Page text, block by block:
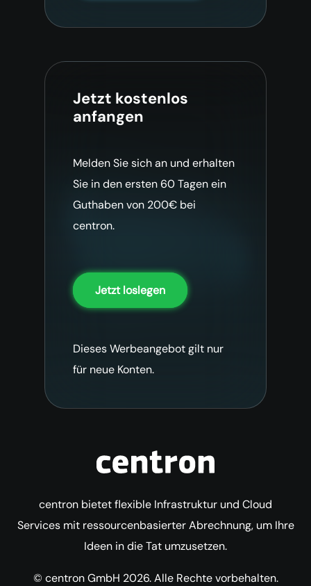
Jetzt kostenlos
anfangen
Melden Sie sich an und erhalten
Sie in den ersten 60 Tagen ein
Guthaben von 200€ bei
centron.
Jetzt loslegen
Dieses Werbeangebot gilt nur
für neue Konten.
centron bietet flexible Infrastruktur und Cloud
Services mit ressourcenbasierter Abrechnung, um Ihre
Ideen in die Tat umzusetzen.
© centron GmbH 2026. Alle Rechte vorbehalten.